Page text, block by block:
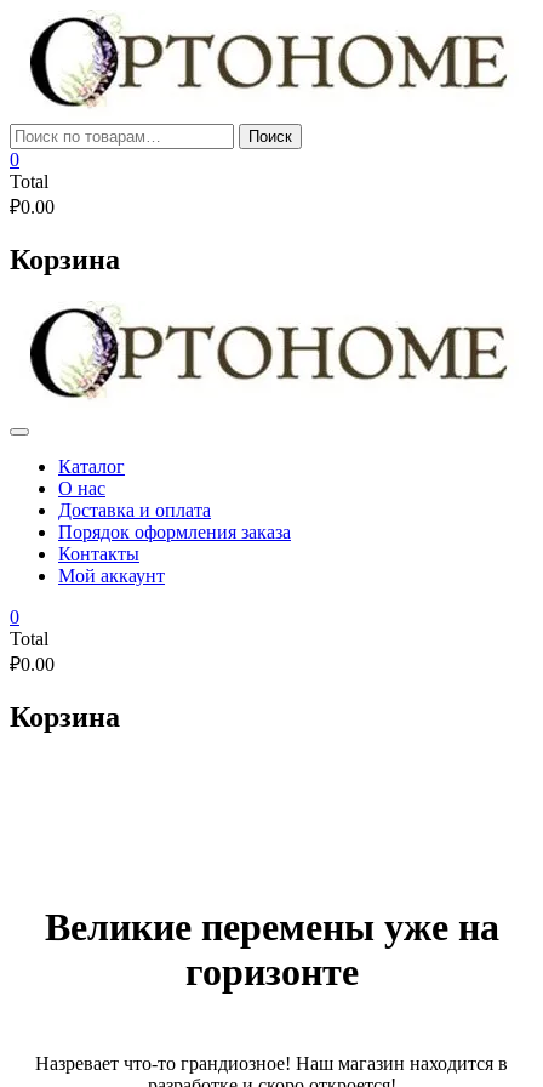
content
Искать: Поиск
0
Total
₽0.00
Корзина
Каталог
О нас
Доставка и оплата
Порядок оформления заказа
Контакты
Мой аккаунт
0
Total
₽0.00
Корзина
Великие перемены уже на
горизонте
Назревает что-то грандиозное! Наш магазин находится в